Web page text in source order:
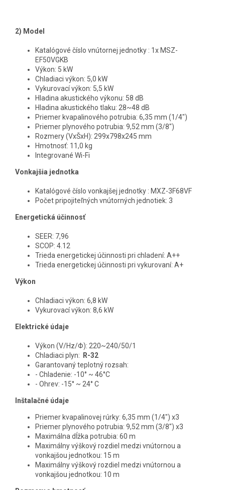
2) Model
Katalógové číslo vnútornej jednotky : 1x MSZ-
EF50VGKB
Výkon: 5 kW
Chladiaci výkon: 5,0 kW
Vykurovací výkon: 5,5 kW
Hladina akustického výkonu: 58 dB
Hladina akustického tlaku: 28~48 dB
Priemer kvapalinového potrubia: 6,35 mm (1/4")
Priemer plynového potrubia: 9,52 mm (3/8")
Rozmery (VxŠxH): 299x798x245 mm
Hmotnosť: 11,0 kg
Integrované Wi-Fi
Vonkajšia jednotka
Katalógové číslo vonkajšej jednotky : MXZ-3F68VF
Počet pripojiteľných vnútorných jednotiek: 3
Energetická účinnosť
SEER: 7,96
SCOP: 4.12
Trieda energetickej účinnosti pri chladení: A++
Trieda energetickej účinnosti pri vykurovaní: A+
Výkon
Chladiaci výkon: 6,8 kW
Vykurovací výkon: 8,6 kW
Elektrické údaje
Výkon (V/Hz/Φ): 220~240/50/1
Chladiaci plyn:
R-32
Garantovaný teplotný rozsah:
- Chladenie: -10° ~ 46°C
- Ohrev: -15° ~ 24° C
Inštalačné údaje
Priemer kvapalinovej rúrky: 6,35 mm (1/4") x3
Priemer plynového potrubia: 9,52 mm (3/8") x3
Maximálna dĺžka potrubia: 60 m
Maximálny výškový rozdiel medzi vnútornou a
vonkajšou jednotkou: 15 m
Maximálny výškový rozdiel medzi vnútornou a
vonkajšou jednotkou: 10 m